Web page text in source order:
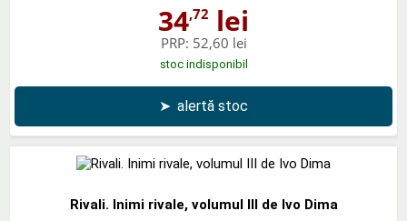
34,72 lei
PRP: 52,60 lei
stoc indisponibil
➤ alertă stoc
Rivali. Inimi rivale, volumul III de Ivo Dima